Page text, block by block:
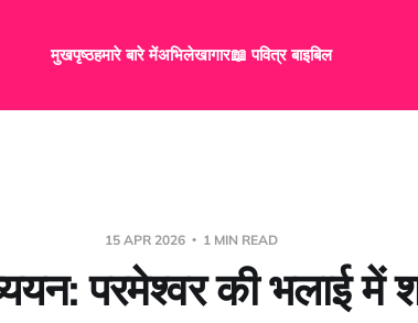
मुखपृष्ठहमारे बारे मेंअभिलेखागार📖 पवित्र बाइबिल
15 APR 2026 1 MIN READ
परमेश्वर की भलाई में